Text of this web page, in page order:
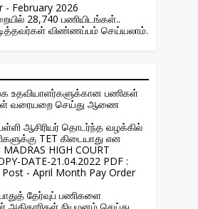
- February 2026
28,740 பணியிடங்கள்..
விண்ணப்பம் செய்யலாம்.
உதவியாளர்களுக்கான பணிகள்
வரையறை செய்து ஆணை
ஆசிரியர் தொடர்ந்த வழக்கில்
TET கிடையாது என
HIGH COURT
DATE-21.04.2022 PDF :
- April Month Pay Order
தேர்வுப் பணிகளை